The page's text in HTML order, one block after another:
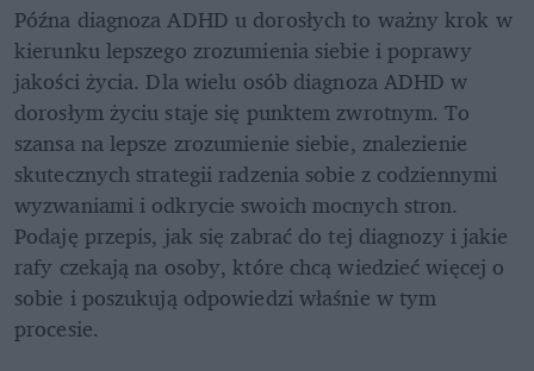
Późna diagnoza ADHD u dorosłych to ważny krok w
kierunku lepszego zrozumienia siebie i poprawy
jakości życia. Dla wielu osób diagnoza ADHD w
dorosłym życiu staje się punktem zwrotnym. To
szansa na lepsze zrozumienie siebie, znalezienie
skutecznych strategii radzenia sobie z codziennymi
wyzwaniami i odkrycie swoich mocnych stron.
Podaję przepis, jak się zabrać do tej diagnozy i jakie
rafy czekają na osoby, które chcą wiedzieć więcej o
sobie i poszukują odpowiedzi właśnie w tym
procesie.